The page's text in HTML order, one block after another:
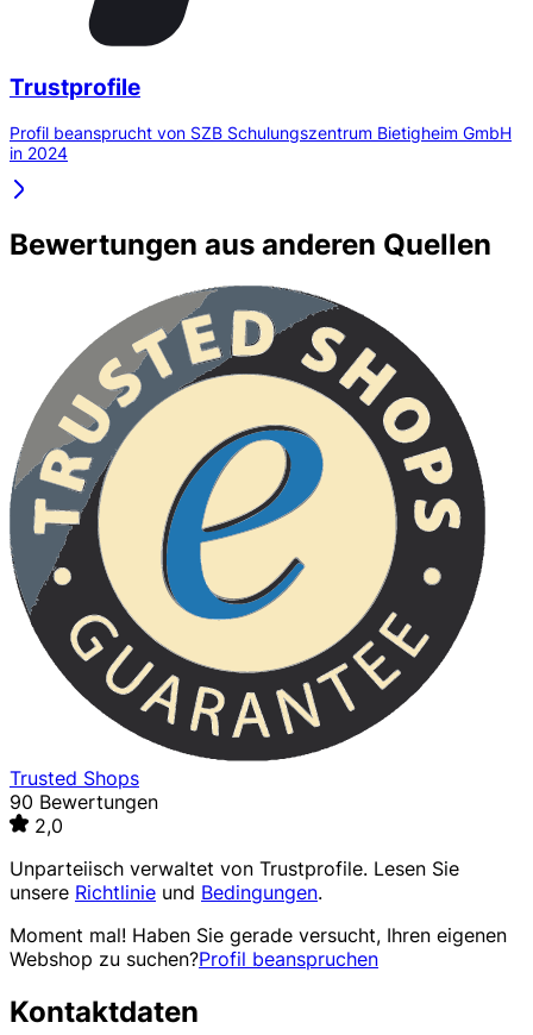
Trustprofile
Profil beansprucht von SZB Schulungszentrum Bietigheim GmbH
in 2024
Bewertungen aus anderen Quellen
Trusted Shops
90 Bewertungen
2,0
Unparteiisch verwaltet von Trustprofile. Lesen Sie
unsere Richtlinie und Bedingungen.
Moment mal! Haben Sie gerade versucht, Ihren eigenen
Webshop zu suchen?Profil beanspruchen
Kontaktdaten